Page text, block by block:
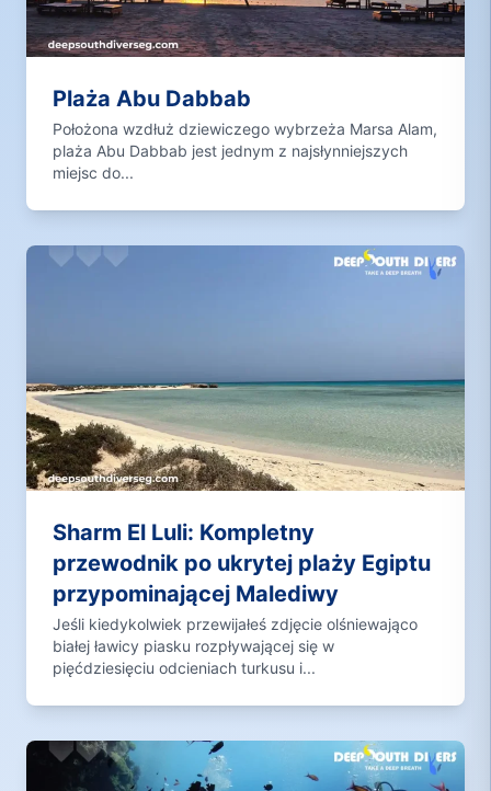
Plaża Abu Dabbab
Położona wzdłuż dziewiczego wybrzeża Marsa Alam,
plaża Abu Dabbab jest jednym z najsłynniejszych
miejsc do...
Sharm El Luli: Kompletny
przewodnik po ukrytej plaży Egiptu
przypominającej Malediwy
Jeśli kiedykolwiek przewijałeś zdjęcie olśniewająco
białej ławicy piasku rozpływającej się w
pięćdziesięciu odcieniach turkusu i...